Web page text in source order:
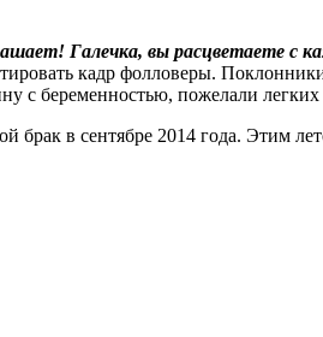
Галечка, вы расцветаете с
кадр фолловеры.
с беременностью, пожелали
в сентябре 2014 года. Этим